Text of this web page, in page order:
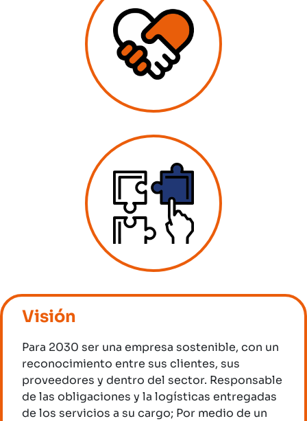
Visión
Para 2030 ser una empresa sostenible, con un
reconocimiento entre sus clientes, sus
proveedores y dentro del sector. Responsable
de las obligaciones y la logísticas entregadas
de los servicios a su cargo; Por medio de un